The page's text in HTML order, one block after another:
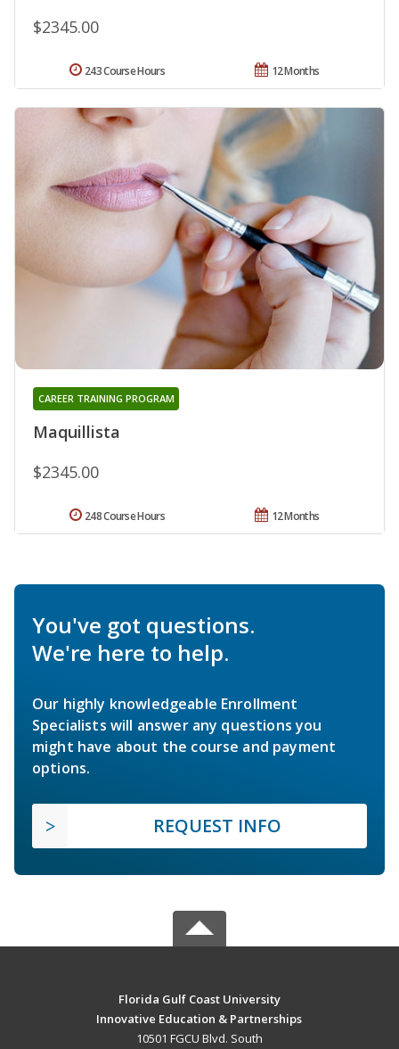
$2345.00
12 Months
243 Course Hours
Maquillista
CAREER TRAINING PROGRAM
$2345.00
12 Months
248 Course Hours
You've got questions.
We're here to help.
Our highly knowledgeable Enrollment
Specialists will answer any questions you
might have about the course and payment
options.
REQUEST INFO
Florida Gulf Coast University
Innovative Education & Partnerships
10501 FGCU Blvd. South